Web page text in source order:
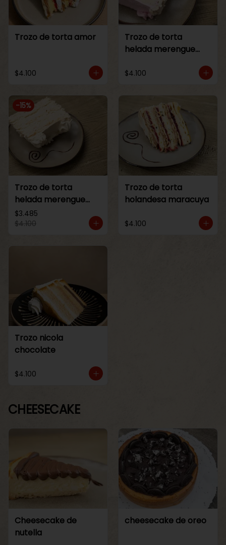
Trozo de torta amor
$4.100
Trozo de torta
helada merengue
$4.100
-15%
Trozo de torta
helada merengue
lucuma
$3.485
$4.100
Trozo de torta
holandesa maracuya
$4.100
Trozo nicola
chocolate
$4.100
CHEESECAKE
Cheesecake de
nutella
cheesecake de oreo